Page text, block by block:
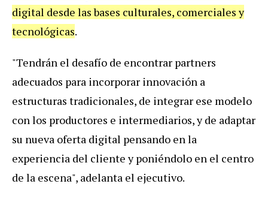
digital desde las bases culturales, comerciales y
tecnológicas.
"Tendrán el desafío de encontrar partners
adecuados para incorporar innovación a
estructuras tradicionales, de integrar ese modelo
con los productores e intermediarios, y de adaptar
su nueva oferta digital pensando en la
experiencia del cliente y poniéndolo en el centro
de la escena", adelanta el ejecutivo.